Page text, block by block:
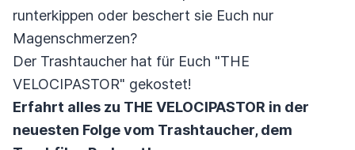
runterkippen oder beschert sie Euch nur
Magenschmerzen?
Der Trashtaucher hat für Euch "THE
VELOCIPASTOR" gekostet!
Erfahrt alles zu THE VELOCIPASTOR in der
neuesten Folge vom Trashtaucher, dem